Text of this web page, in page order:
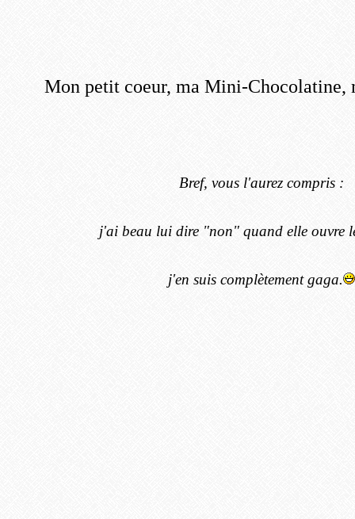
Mon petit coeur, ma Mini-Chocolatine,
Bref, vous l'aurez compris :
j'ai beau lui dire "non" quand elle ouvre
j'en suis complètement gaga.